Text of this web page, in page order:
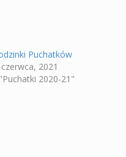
Puchatków
2021
2020-21"